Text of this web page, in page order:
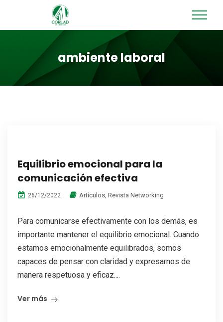
ambiente laboral
Equilibrio emocional para la
comunicación efectiva
26/12/2022 Artículos Revista Networking
Para comunicarse efectivamente con los demás, es
importante mantener el equilibrio emocional. Cuando
estamos emocionalmente equilibrados, somos
capaces de pensar con claridad y expresarnos de
manera respetuosa y eficaz....
Ver más